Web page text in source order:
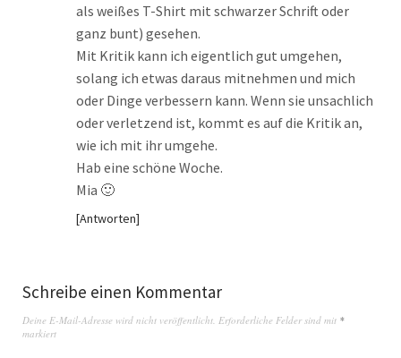
als weißes T-Shirt mit schwarzer Schrift oder
ganz bunt) gesehen.
Mit Kritik kann ich eigentlich gut umgehen,
solang ich etwas daraus mitnehmen und mich
oder Dinge verbessern kann. Wenn sie unsachlich
oder verletzend ist, kommt es auf die Kritik an,
wie ich mit ihr umgehe.
Hab eine schöne Woche.
Mia 🙂
Antworten
Schreibe einen Kommentar
Deine E-Mail-Adresse wird nicht veröffentlicht. Erforderliche Felder sind mit *
markiert